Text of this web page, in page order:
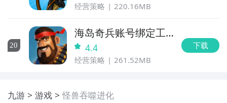
经营策略 220.16MB
20
海岛奇兵账号绑定工
具 4.4
经营策略 261.52MB
下载
九游 游戏 怪兽吞噬进化